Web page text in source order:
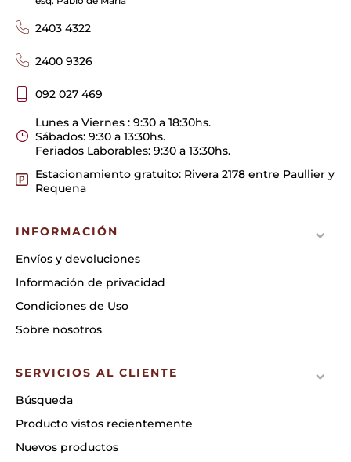
2403 4322
2400 9326
092 027 469
Lunes a Viernes : 9:30 a 18:30hs.
Sábados: 9:30 a 13:30hs.
Feriados Laborables: 9:30 a 13:30hs.
Estacionamiento gratuito: Rivera 2178 entre Paullier y
Requena
INFORMACIÓN
Envíos y devoluciones
Información de privacidad
Condiciones de Uso
Sobre nosotros
SERVICIOS AL CLIENTE
Búsqueda
Producto vistos recientemente
Nuevos productos